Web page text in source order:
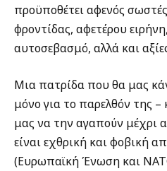
προϋποθέτει αφενός
φροντίδας, αφετέρου
αυτοσεβασμό, αλλά και
Μια πατρίδα που θα μας
μόνο για το παρελθόν της –
μας να την αγαπούν μέχρι
είναι εχθρική και φοβική
(Ευρωπαϊκή Ένωση και